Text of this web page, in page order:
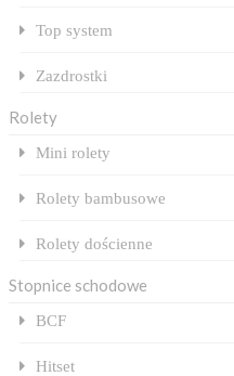
Top system
Zazdrostki
Rolety
Mini rolety
Rolety bambusowe
Rolety dościenne
Stopnice schodowe
BCF
Hitset